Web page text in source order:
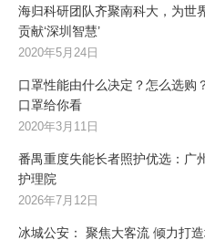
海归科研团队齐聚南科大，为世
贡献‘深圳智慧’
2020年5月24日
口罩性能由什么决定？怎么选购
口罩给你看
2020年3月11日
番禺重度失能长者照护优选：广
护理院
2026年7月12日
冰城公安： 聚焦大客流 倾力打